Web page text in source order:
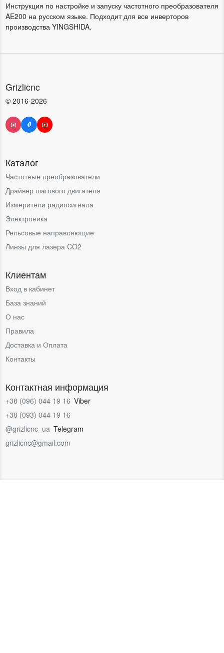
Инструкция по настройке и запуску частотного преобразователя
AE200 на русском языке. Подходит для все инверторов
производства YINGSHIDA.
Grizlicnc
© 2016-2026
Каталог
Частотные преобразователи
Драйвер шагового двигателя
Измерители радиосигнала
Электроника
Рельсовые направляющие
Линзы для лазера CO2
Клиентам
Вход в кабинет
База знаний
О нас
Правила
Доставка и Оплата
Контакты
Контактная информация
+38 (096) 044 19 16 Viber
+38 (093) 044 19 16
@grizlicnc_ua Telegram
grizlicnc@gmail.com